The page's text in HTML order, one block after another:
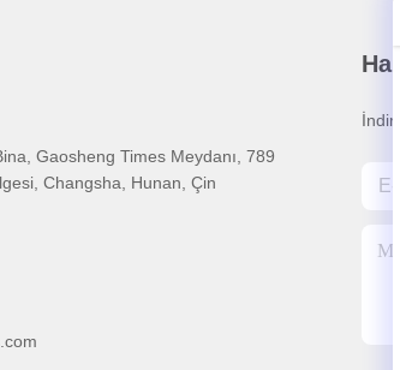
Gaosheng Times Meydanı, 789
Changsha, Hunan, Çin